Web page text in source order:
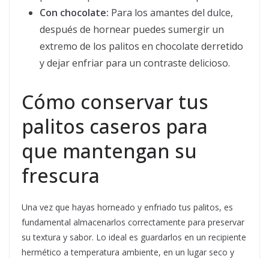
Con chocolate: Para los amantes del dulce,
después de hornear puedes sumergir un
extremo de los palitos en chocolate derretido
y dejar enfriar para un contraste delicioso.
Cómo conservar tus
palitos caseros para
que mantengan su
frescura
Una vez que hayas horneado y enfriado tus palitos, es
fundamental almacenarlos correctamente para preservar
su textura y sabor. Lo ideal es guardarlos en un recipiente
hermético a temperatura ambiente, en un lugar seco y